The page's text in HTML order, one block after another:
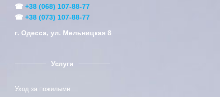
☎ +38 (068) 107-88-77
☎ +38 (073) 107-88-77
г. Одесса, ул. Мельницкая 8
Услуги
Уход за пожилыми